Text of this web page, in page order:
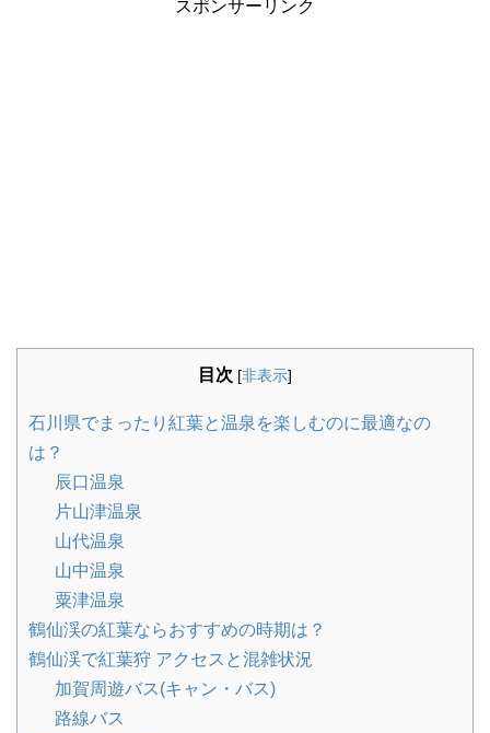
スポンサーリンク
目次 [非表示]
石川県でまったり紅葉と温泉を楽しむのに最適なの
は？
辰口温泉
片山津温泉
山代温泉
山中温泉
粟津温泉
鶴仙渓の紅葉ならおすすめの時期は？
鶴仙渓で紅葉狩 アクセスと混雑状況
加賀周遊バス(キャン・バス)
路線バス